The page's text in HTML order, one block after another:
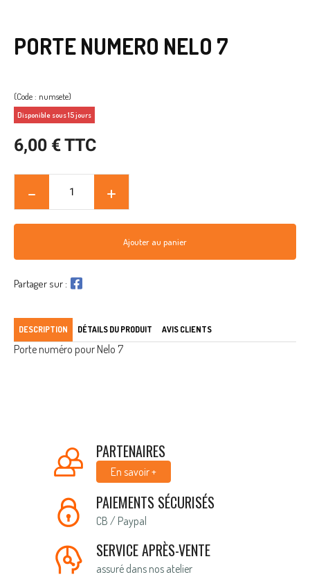
DESCRIPTION DÉTAILS DU PRODUIT AVIS CLIENTS
Porte numéro pour Nelo 7
PORTE NUMERO NELO 7
(Code : numsete)
Disponible sous 15 jours
6,00 € TTC
Ajouter au panier
Partager sur :
PARTENAIRES
En savoir +
PAIEMENTS SÉCURISÉS
CB / Paypal
SERVICE APRÈS-VENTE
assuré dans nos atelier